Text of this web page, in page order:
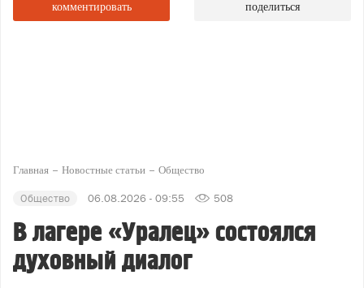
комментировать поделиться
Главная Новостные статьи Общество
Общество 06.08.2026 - 09:55 508
В лагере «Уралец» состоялся
духовный диалог